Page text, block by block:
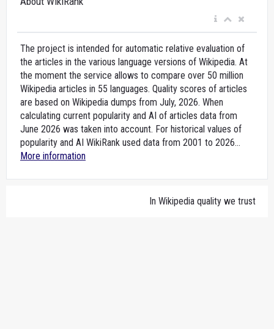
The project is intended for automatic relative evaluation of
the articles in the various language versions of Wikipedia. At
the moment the service allows to compare over 50 million
Wikipedia articles in 55 languages. Quality scores of articles
are based on Wikipedia dumps from July, 2026. When
calculating current popularity and AI of articles data from
June 2026 was taken into account. For historical values of
popularity and AI WikiRank used data from 2001 to 2026...
More information
In Wikipedia quality we trust